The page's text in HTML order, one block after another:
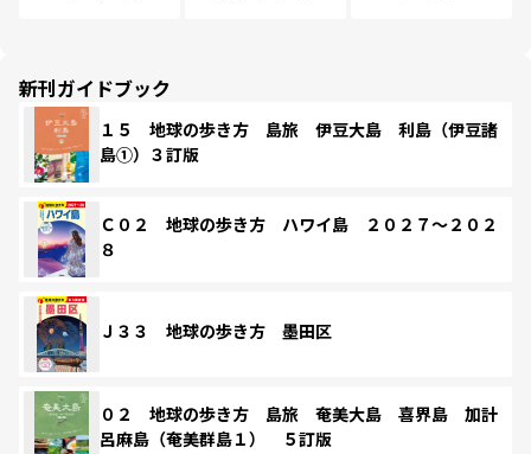
新刊ガイドブック
１５ 地球の歩き方 島旅 伊豆大島 利島（伊豆諸
島①）３訂版
Ｃ０２ 地球の歩き方 ハワイ島 ２０２７～２０２
８
Ｊ３３ 地球の歩き方 墨田区
０２ 地球の歩き方 島旅 奄美大島 喜界島 加計
呂麻島（奄美群島１） ５訂版